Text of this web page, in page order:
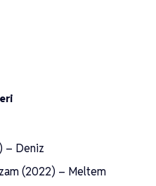
– Deniz
(2022) – Meltem